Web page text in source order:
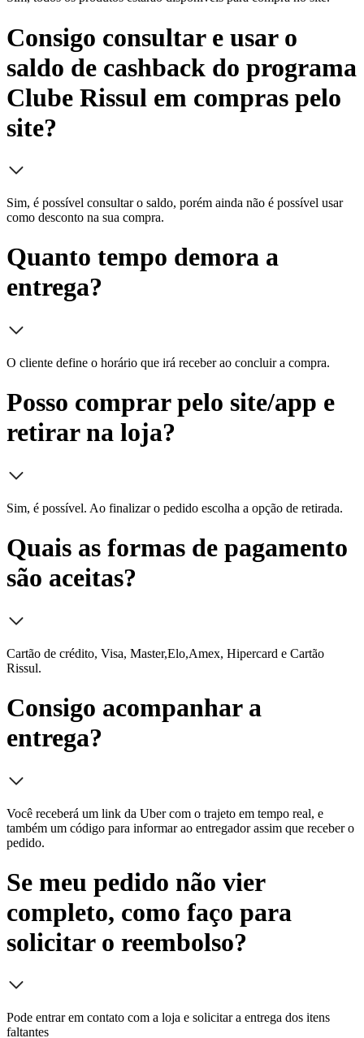
Consigo consultar e usar o
saldo de cashback do programa
Clube Rissul em compras pelo
site?
Sim, é possível consultar o saldo, porém ainda não é possível usar
como desconto na sua compra.
Quanto tempo demora a
entrega?
O cliente define o horário que irá receber ao concluir a compra.
Posso comprar pelo site/app e
retirar na loja?
Sim, é possível. Ao finalizar o pedido escolha a opção de retirada.
Quais as formas de pagamento
são aceitas?
Cartão de crédito, Visa, Master,Elo,Amex, Hipercard e Cartão
Rissul.
Consigo acompanhar a
entrega?
Você receberá um link da Uber com o trajeto em tempo real, e
também um código para informar ao entregador assim que receber o
pedido.
Se meu pedido não vier
completo, como faço para
solicitar o reembolso?
Pode entrar em contato com a loja e solicitar a entrega dos itens
faltantes